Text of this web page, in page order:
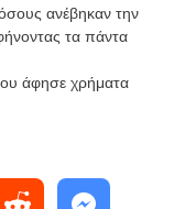
όσους ανέβηκαν την
τα πάντα
άφησε χρήματα